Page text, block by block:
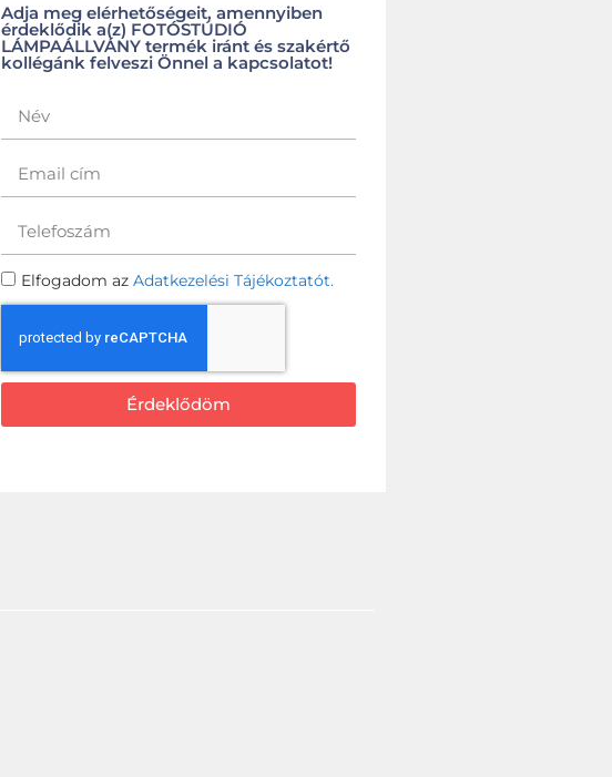
Adja meg elérhetőségeit, amennyiben
érdeklődik a(z) FOTÓSTÚDIÓ
LÁMPAÁLLVÁNY termék iránt és szakértő
kollégánk felveszi Önnel a kapcsolatot!
Elfogadom azAdatkezelési Tájékoztatót.
Érdeklődöm